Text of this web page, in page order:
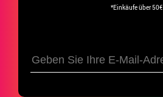
*Einkäufe über 50€